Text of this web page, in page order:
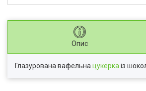
Опис
Глазурована вафельна цукерка із